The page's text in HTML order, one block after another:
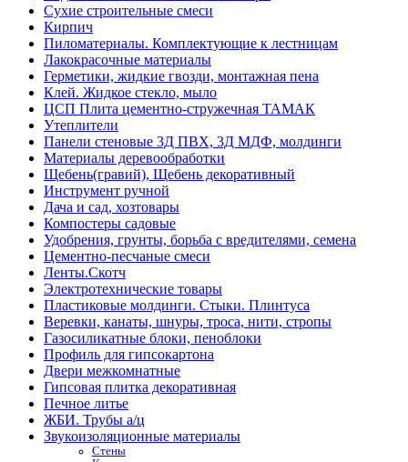
Сухие строительные смеси
Кирпич
Пиломатериалы. Комплектующие к лестницам
Лакокрасочные материалы
Герметики, жидкие гвозди, монтажная пена
Клей. Жидкое стекло, мыло
ЦСП Плита цементно-стружечная ТАМАК
Утеплители
Панели стеновые 3Д ПВХ, 3Д МДФ, молдинги
Материалы деревообработки
Щебень(гравий), Щебень декоративный
Инструмент ручной
Дача и сад, хозтовары
Компостеры садовые
Удобрения, грунты, борьба с вредителями, семена
Цементно-песчаные смеси
Ленты.Скотч
Электротехнические товары
Пластиковые молдинги. Стыки. Плинтуса
Веревки, канаты, шнуры, троса, нити, стропы
Газосиликатные блоки, пеноблоки
Профиль для гипсокартона
Двери межкомнатные
Гипсовая плитка декоративная
Печное литье
ЖБИ. Трубы а/ц
Звукоизоляционные материалы
Стены